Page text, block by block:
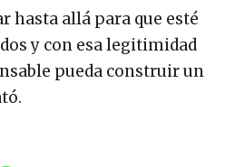
hasta allá para que esté
y con esa legitimidad
pueda construir un